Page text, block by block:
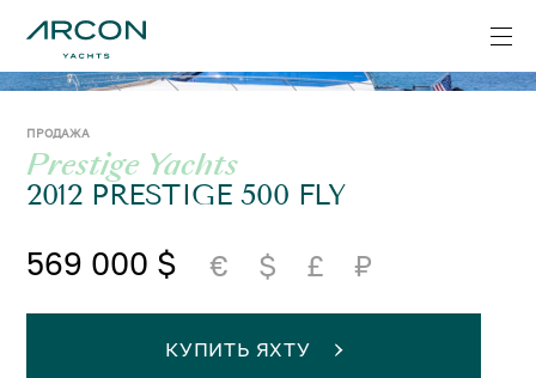
ПРОДАЖА
Prestige Yachts
2012 PRESTIGE 500 FLY
569 000 $ € $ £ ₽
КУПИТЬ ЯХТУ